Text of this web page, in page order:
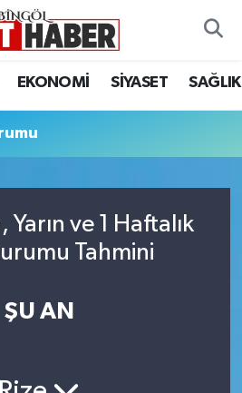
EKONOMİ SİYASET SAĞLIK
Yarın ve 1 Haftalık
Tahmini
ŞU AN
ve Fikstür